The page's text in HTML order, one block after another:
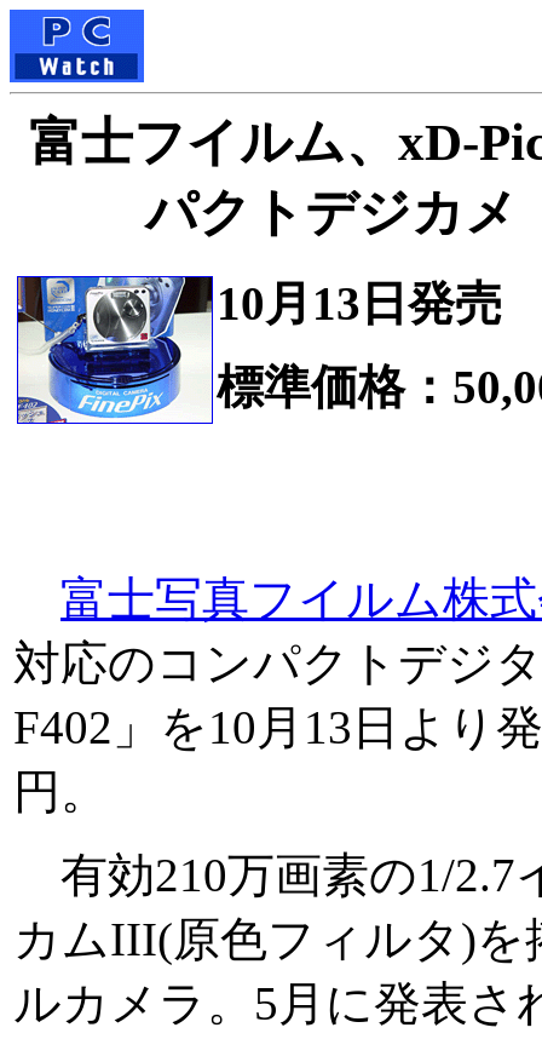
富士フイルム、xD-
パクトデジカメ
10月13日発売
標準価格：
富士写真フイルム株
対応のコンパクトデジ
F402」を10月13日より
円。
有効210万画素の1/2.7
カムIII(原色フィルタ)
ルカメラ。5月に発表さ